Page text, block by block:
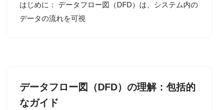
はじめに： データフロー図（DFD）は、システム内の
データの流れを可視
データフロー図（DFD）の理解：包括的
なガイド